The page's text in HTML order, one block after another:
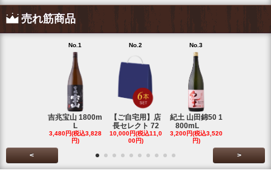
売れ筋商品
No.1
吉兆宝山 1800m
L
3,480円(税込3,828
円)
No.2
【ご自宅用】店
長セレクト 72
10,000円(税込11,0
00円)
No.3
紀土 山田錦50 1
800mL
3,200円(税込3,520
円)
< >